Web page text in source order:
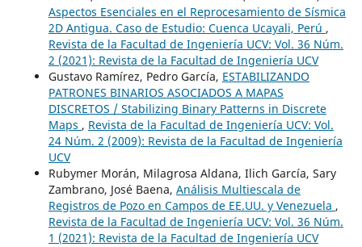
Aspectos Esenciales en el Reprocesamiento de Sísmica
2D Antigua. Caso de Estudio: Cuenca Ucayali, Perú ,
Revista de la Facultad de Ingeniería UCV: Vol. 36 Núm.
2 (2021): Revista de la Facultad de Ingeniería UCV
Gustavo Ramírez, Pedro García, ESTABILIZANDO
PATRONES BINARIOS ASOCIADOS A MAPAS
DISCRETOS / Stabilizing Binary Patterns in Discrete
Maps , Revista de la Facultad de Ingeniería UCV: Vol.
24 Núm. 2 (2009): Revista de la Facultad de Ingeniería
UCV
Rubymer Morán, Milagrosa Aldana, Ilich García, Sary
Zambrano, José Baena, Análisis Multiescala de
Registros de Pozo en Campos de EE.UU. y Venezuela ,
Revista de la Facultad de Ingeniería UCV: Vol. 36 Núm.
1 (2021): Revista de la Facultad de Ingeniería UCV